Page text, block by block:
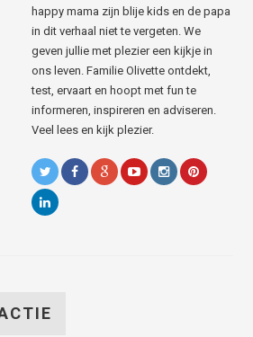
happy mama zijn blije kids en de papa
in dit verhaal niet te vergeten. We
geven jullie met plezier een kijkje in
ons leven. Familie Olivette ontdekt,
test, ervaart en hoopt met fun te
informeren, inspireren en adviseren.
Veel lees en kijk plezier.